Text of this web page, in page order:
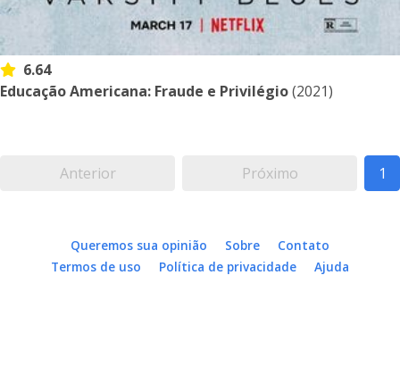
6.64
Educação Americana: Fraude e Privilégio(2021)
Anterior Próximo 1
Queremos sua opinião Sobre
Contato
Termos de uso
Política de privacidade Ajuda